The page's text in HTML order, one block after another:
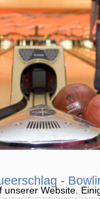
-
unserer Website.